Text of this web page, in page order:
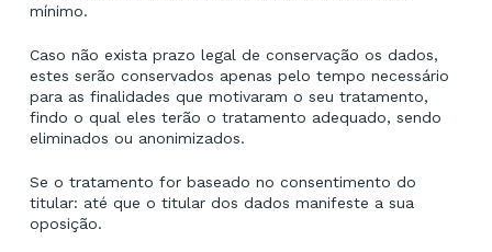
mínimo.
Caso não exista prazo legal de conservação os dados,
estes serão conservados apenas pelo tempo necessário
para as finalidades que motivaram o seu tratamento,
findo o qual eles terão o tratamento adequado, sendo
eliminados ou anonimizados.
Se o tratamento for baseado no consentimento do
titular: até que o titular dos dados manifeste a sua
oposição.